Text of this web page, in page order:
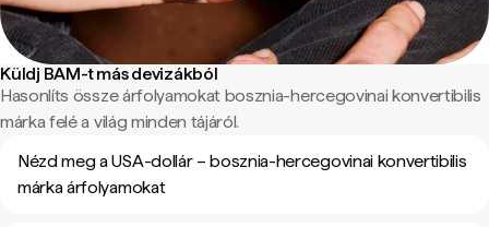
Küldj BAM-t más devizákból
Hasonlíts össze árfolyamokat bosznia-hercegovinai konvertibilis
márka felé a világ minden tájáról.
Nézd meg a USA-dollár – bosznia-hercegovinai konvertibilis
márka árfolyamokat